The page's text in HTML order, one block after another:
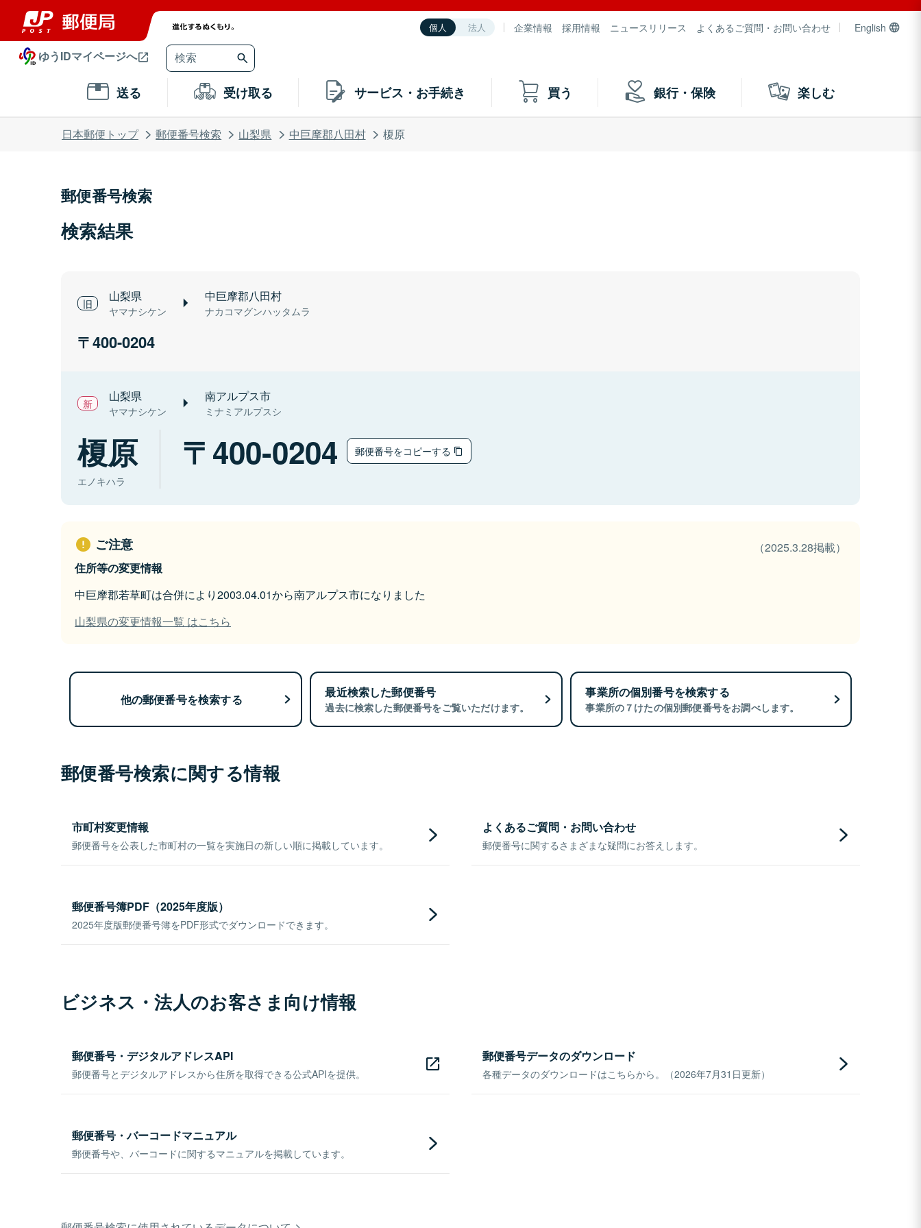
個人 法人 企業情報 採用情報 ニュースリリース よくあるご質問・お問い合わせ English
ゆうIDマイページへ
送る 受け取る サービス・お手続き 買う 銀行・保険 楽しむ
日本郵便トップ 郵便番号検索 山梨県 中巨摩郡八田村 榎原
郵便番号検索
検索結果
山梨県
ヤマナシケン
中巨摩郡八田村
ナカコマグンハッタムラ
400-0204
山梨県
ヤマナシケン
南アルプス市
ミナミアルプスシ
榎原
エノキハラ
400-0204 郵便番号をコピーする
ご注意
（2025.3.28掲載）
住所等の変更情報
中巨摩郡若草町は合併により2003.04.01から南アルプス市になりました
山梨県の変更情報一覧 はこちら
他の郵便番号を検索する 最近検索した郵便番号
過去に検索した郵便番号をご覧いただけます。
事業所の個別番号を検索する
事業所の７けたの個別郵便番号をお調べします。
郵便番号検索に関する情報
市町村変更情報
郵便番号を公表した市町村の一覧を実施日の新しい順に掲載しています。
よくあるご質問・お問い合わせ
郵便番号に関するさまざまな疑問にお答えします。
郵便番号簿PDF（2025年度版）
2025年度版郵便番号簿をPDF形式でダウンロードできます。
ビジネス・法人のお客さま向け情報
郵便番号・デジタルアドレスAPI
郵便番号とデジタルアドレスから住所を取得できる公式APIを提供。
郵便番号データのダウンロード
各種データのダウンロードはこちらから。（2026年7月31日更新）
郵便番号・バーコードマニュアル
郵便番号や、バーコードに関するマニュアルを掲載しています。